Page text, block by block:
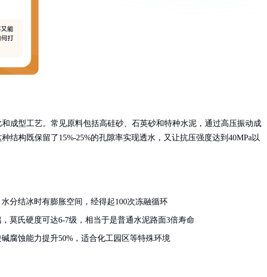
成型工艺。常见原料包括高硅砂、石英砂和特种水泥，通过高压振动成
结构既保留了15%-25%的孔隙率实现透水，又让抗压强度达到40MPa以
分结冰时有膨胀空间，经得起100次冻融循环
莫氏硬度可达6-7级，相当于是普通水泥路面3倍寿命
腐蚀能力提升50%，适合化工园区等特殊环境